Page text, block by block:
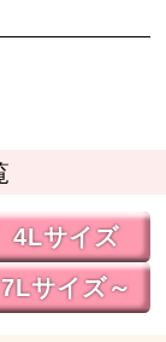
4Lサイズ
7Lサイズ～